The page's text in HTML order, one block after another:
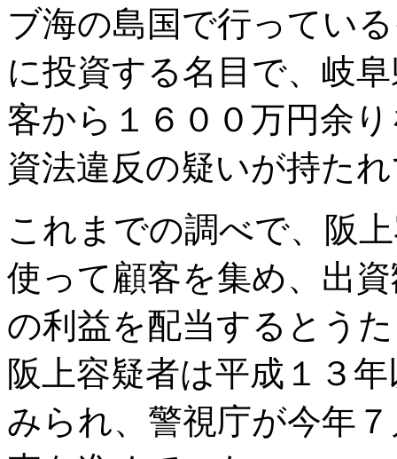
ブ海の島国で行ってい
に投資する名目で、岐
客から１６００万円余
資法違反の疑いが持た
これまでの調べで、阪
使って顧客を集め、出
の利益を配当するとう
阪上容疑者は平成１３
みられ、警視庁が今年